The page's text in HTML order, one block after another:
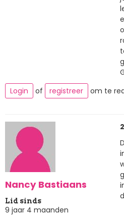
Login
of registreer om te
Nancy Bastiaans
Lid sinds
9 jaar 4 maanden